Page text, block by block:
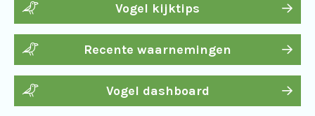
Vogel kijktips
Recente waarnemingen
Vogel dashboard